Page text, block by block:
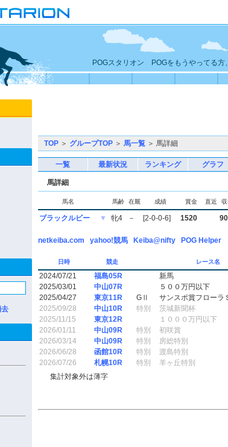
POGスタリオン POGをもうやってる方
TOP ＞ グループTOP ＞ 馬一覧 ＞ 馬詳細
一覧 最新状況 ランキング グラフ
馬詳細
馬名 馬齢 在厩 成績 賞金 直近
ブラックルビー ▼ 牝4 － [2-0-0-6] 1520
netkeiba.com yahoo!競馬 Keiba@nifty POG Helper
日時 競走 レース名
2024/07/21 福島05R 新馬
2025/03/01
中山07R ５００万円以下
2025/04/27
東京11R GⅡ サンスポ賞フローラ
2025/09/28
中山10R 特別 茨城新聞杯
2025/11/15
東京12R １０００万円以下
2026/01/11
中山09R 特別 初咲賞
2026/03/14
中山09R 特別 房総特別
2026/06/28
函館10R 特別 渡島特別
2026/07/26
札幌10R 特別 羊ヶ丘特別
集計対象外は薄字